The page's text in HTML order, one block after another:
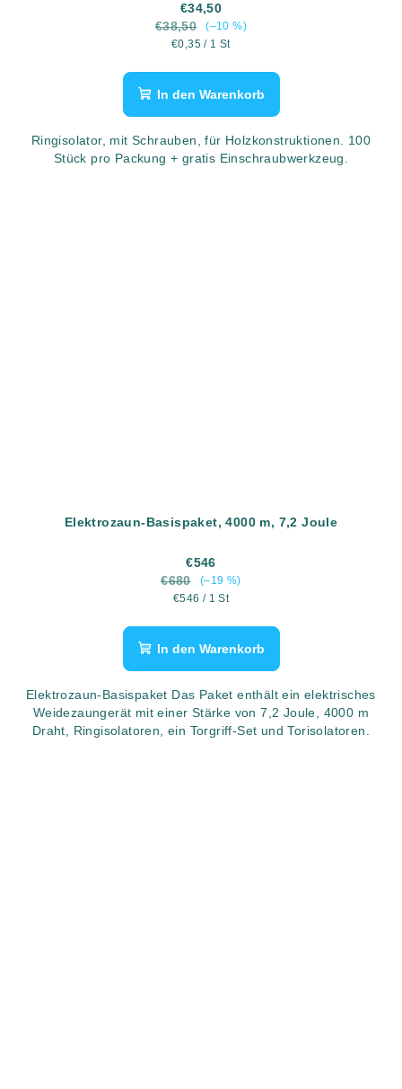
€34,50
€38,50
(–10 %)
Verkaufspreis:
€0,35 / 1 St
In den Warenkorb
Ringisolator, mit Schrauben, für Holzkonstruktionen. 100
Stück pro Packung + gratis Einschraubwerkzeug.
Elektrozaun-Basispaket, 4000 m, 7,2 Joule
€546
€680
(–19 %)
Verkaufspreis:
€546 / 1 St
In den Warenkorb
Elektrozaun-Basispaket Das Paket enthält ein elektrisches
Weidezaungerät mit einer Stärke von 7,2 Joule, 4000 m
Draht, Ringisolatoren, ein Torgriff-Set und Torisolatoren.